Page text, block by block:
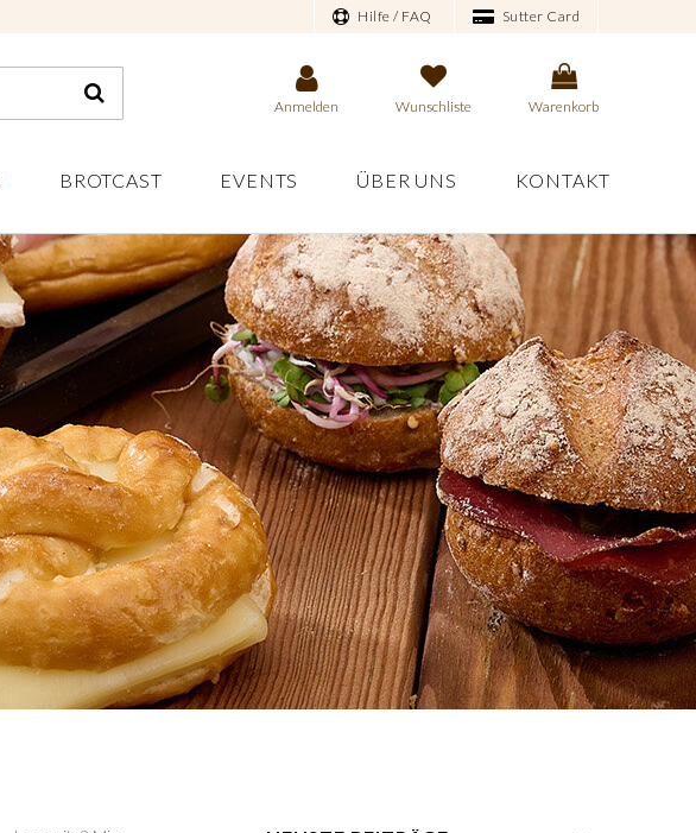
Hilfe / FAQ Sutter Card
Anmelden Wunschliste Warenkorb
BROTCAST EVENTS ÜBER UNS KONTAKT